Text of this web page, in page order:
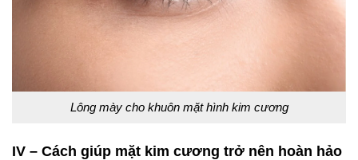
Lông mày cho khuôn mặt hình kim cương
IV – Cách giúp mặt kim cương trở nên hoàn hảo